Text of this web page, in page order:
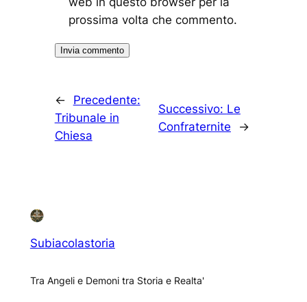
prossima volta che commento.
←
Precedente:
Tribunale in
Chiesa
Successivo: Le
Confraternite
→
Subiacolastoria
Tra Angeli e Demoni tra Storia e Realta'